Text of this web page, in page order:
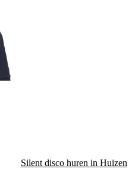
Silent disco huren in Huizen